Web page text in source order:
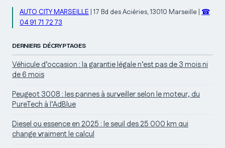
AUTO CITY MARSEILLE | 17 Bd des Aciéries, 13010 Marseille | ☎
04 91 71 72 73
DERNIERS DÉCRYPTAGES
Véhicule d’occasion : la garantie légale n’est pas de 3 mois ni
de 6 mois
Peugeot 3008 : les pannes à surveiller selon le moteur, du
PureTech à l’AdBlue
Diesel ou essence en 2025 : le seuil des 25 000 km qui
change vraiment le calcul